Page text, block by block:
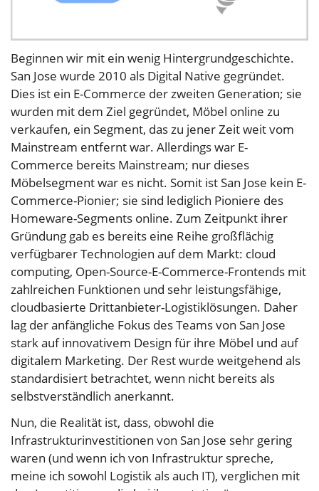
Beginnen wir mit ein wenig Hintergrundgeschichte.
San Jose wurde 2010 als Digital Native gegründet.
Dies ist ein E-Commerce der zweiten Generation; sie
wurden mit dem Ziel gegründet, Möbel online zu
verkaufen, ein Segment, das zu jener Zeit weit vom
Mainstream entfernt war. Allerdings war E-
Commerce bereits Mainstream; nur dieses
Möbelsegment war es nicht. Somit ist San Jose kein E-
Commerce-Pionier; sie sind lediglich Pioniere des
Homeware-Segments online. Zum Zeitpunkt ihrer
Gründung gab es bereits eine Reihe großflächig
verfügbarer Technologien auf dem Markt: cloud
computing, Open-Source-E-Commerce-Frontends mit
zahlreichen Funktionen und sehr leistungsfähige,
cloudbasierte Drittanbieter-Logistiklösungen. Daher
lag der anfängliche Fokus des Teams von San Jose
stark auf innovativem Design für ihre Möbel und auf
digitalem Marketing. Der Rest wurde weitgehend als
standardisiert betrachtet, wenn nicht bereits als
selbstverständlich anerkannt.
Nun, die Realität ist, dass, obwohl die
Infrastrukturinvestitionen von San Jose sehr gering
waren (und wenn ich von Infrastruktur spreche,
meine ich sowohl Logistik als auch IT), verglichen mit